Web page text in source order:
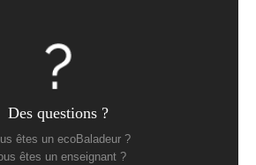
Des questions ?
êtes un ecoBaladeur ?
êtes un enseignant ?